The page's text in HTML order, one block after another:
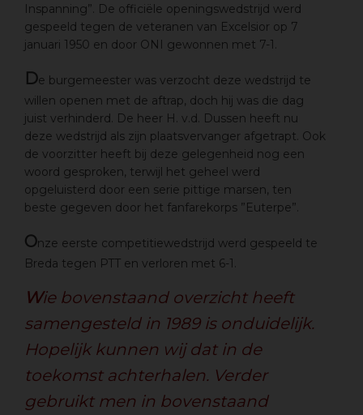
Inspanning”. De officiële openingswedstrijd werd
gespeeld tegen de veteranen van Excelsior op 7
januari 1950 en door ONI gewonnen met 7-1.
De burgemeester was verzocht deze wedstrijd te
willen openen met de aftrap, doch hij was die dag
juist verhinderd. De heer H. v.d. Dussen heeft nu
deze wedstrijd als zijn plaatsvervanger afgetrapt. Ook
de voorzitter heeft bij deze gelegenheid nog een
woord gesproken, terwijl het geheel werd
opgeluisterd door een serie pittige marsen, ten
beste gegeven door het fanfarekorps ”Euterpe”.
Onze eerste competitiewedstrijd werd gespeeld te
Breda tegen PTT en verloren met 6-1.
Wie bovenstaand overzicht heeft
samengesteld in 1989 is onduidelijk.
Hopelijk kunnen wij dat in de
toekomst achterhalen. Verder
gebruikt men in bovenstaand